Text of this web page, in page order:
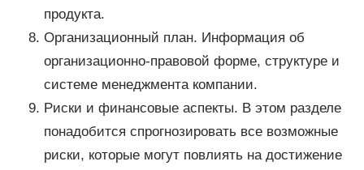
продукта.
Организационный план. Информация об
организационно-правовой форме, структуре и
системе менеджмента компании.
Риски и финансовые аспекты. В этом разделе
понадобится спрогнозировать все возможные
риски, которые могут повлиять на достижение